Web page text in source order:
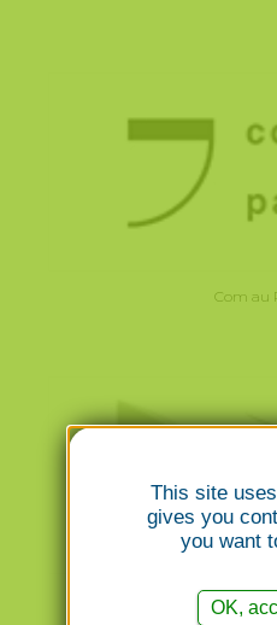
Com au
Conseil régional
This site
gives you
you want
OK,